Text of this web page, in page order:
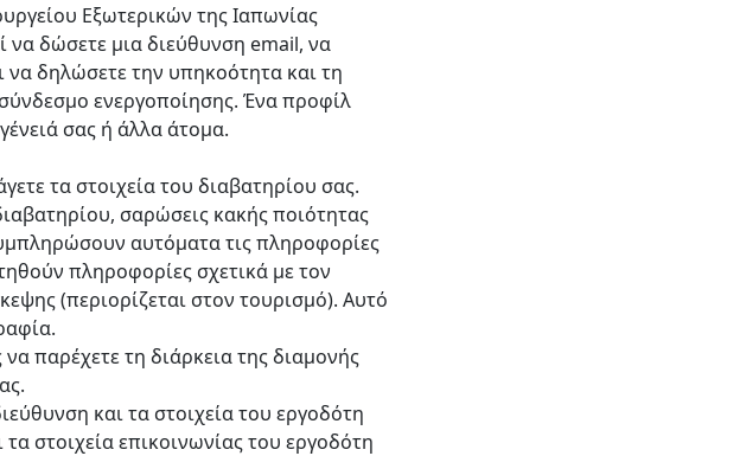
Εξωτερικών της Ιαπωνίας
δώσετε μια διεύθυνση email, να
να δηλώσετε την υπηκοότητα και τη
ενεργοποίησης. Ένα προφίλ
σας ή άλλα άτομα.
τα στοιχεία του διαβατηρίου σας.
σαρώσεις κακής ποιότητας
αυτόματα τις πληροφορίες
πληροφορίες σχετικά με τον
(περιορίζεται στον τουρισμό). Αυτό
παρέχετε τη διάρκεια της διαμονής
και τα στοιχεία του εργοδότη
στοιχεία επικοινωνίας του εργοδότη